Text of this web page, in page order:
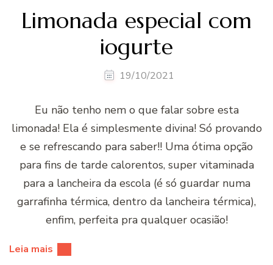
Limonada especial com
iogurte
19/10/2021
Eu não tenho nem o que falar sobre esta
limonada! Ela é simplesmente divina! Só provando
e se refrescando para saber!! Uma ótima opção
para fins de tarde calorentos, super vitaminada
para a lancheira da escola (é só guardar numa
garrafinha térmica, dentro da lancheira térmica),
enfim, perfeita pra qualquer ocasião!
Leia mais